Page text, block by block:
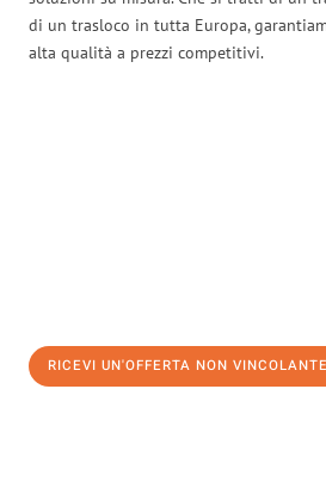
di un trasloco in tutta Europa,
alta qualità a prezzi competitivi.
RICEVI UN'OFFERTA NON VINCOLANTE